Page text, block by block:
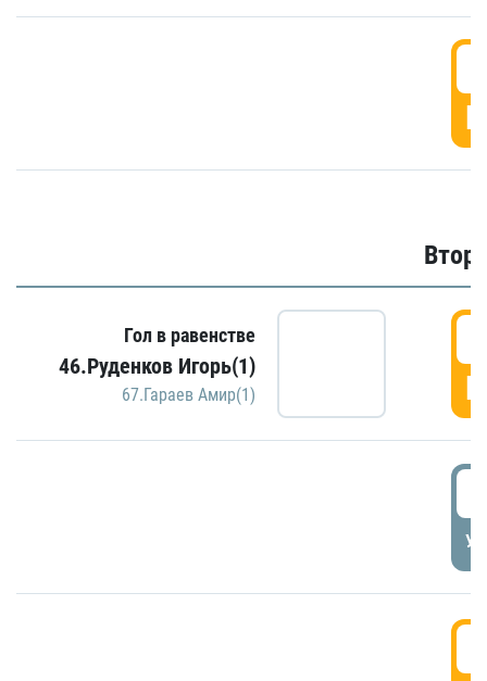
Гол в равенстве
46.Руденков Игорь(1)
67.Гараев Амир(1)